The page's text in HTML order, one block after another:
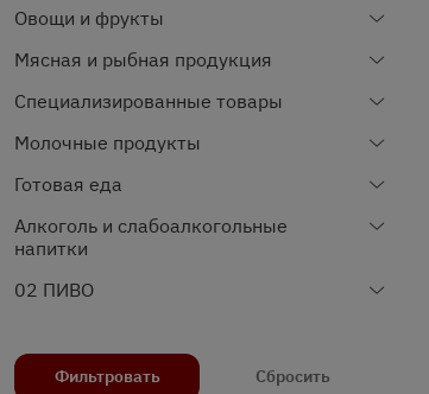
Овощи и фрукты
Мясная и рыбная продукция
Специализированные товары
Молочные продукты
Готовая еда
Алкоголь и слабоалкогольные
напитки
02 ПИВО
Фильтровать Сбросить